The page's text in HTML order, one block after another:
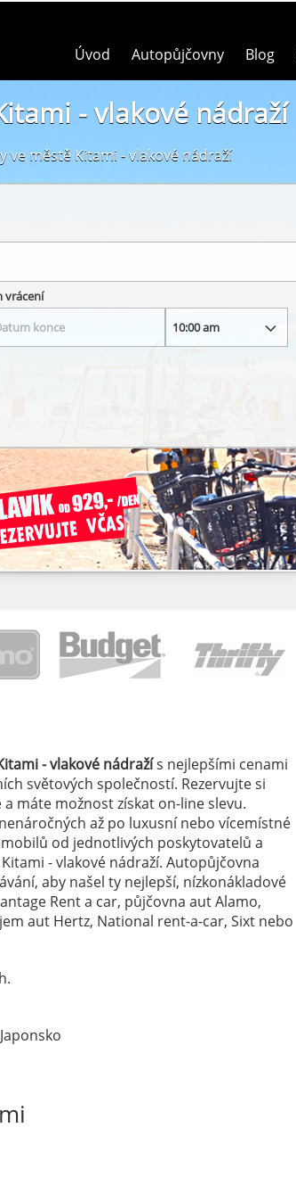
Úvod Autopůjčovny Blog
- vlakové nádraží
ve městě Kitami - vlakové nádraží
vrácení
- vlakové nádražís nejlepšími cenami
světových společností. Rezervujte si
máte možnost získat on-line slevu.
až po luxusní nebo vícemístné
od jednotlivých poskytovatelů a
- vlakové nádraží. Autopůjčovna
aby našel ty nejlepší, nízkonákladové
Rent a car, půjčovna aut Alamo,
aut Hertz, National rent-a-car, Sixt nebo